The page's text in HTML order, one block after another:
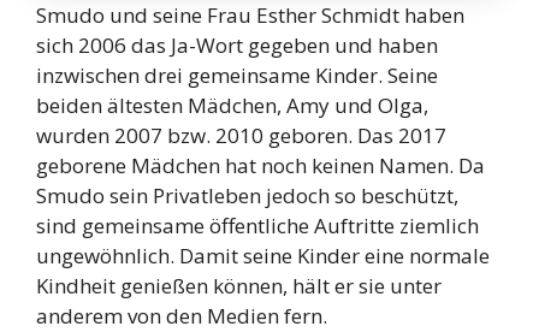
Smudo und seine Frau Esther Schmidt haben
sich 2006 das Ja-Wort gegeben und haben
inzwischen drei gemeinsame Kinder. Seine
beiden ältesten Mädchen, Amy und Olga,
wurden 2007 bzw. 2010 geboren. Das 2017
geborene Mädchen hat noch keinen Namen. Da
Smudo sein Privatleben jedoch so beschützt,
sind gemeinsame öffentliche Auftritte ziemlich
ungewöhnlich. Damit seine Kinder eine normale
Kindheit genießen können, hält er sie unter
anderem von den Medien fern.